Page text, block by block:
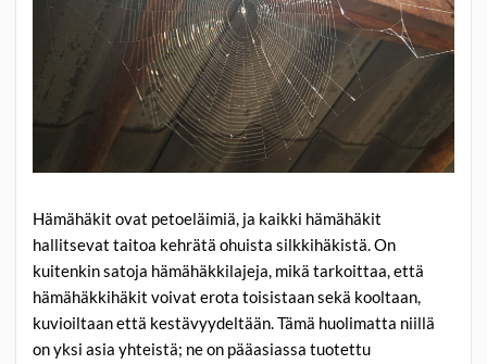
Hämähäkit ovat petoeläimiä, ja kaikki hämähäkit
hallitsevat taitoa kehrätä ohuista silkkihäkistä. On
kuitenkin satoja hämähäkkilajeja, mikä tarkoittaa, että
hämähäkkihäkit voivat erota toisistaan sekä kooltaan,
kuvioiltaan että kestävyydeltään. Tämä huolimatta niillä
on yksi asia yhteistä; ne on pääasiassa tuotettu